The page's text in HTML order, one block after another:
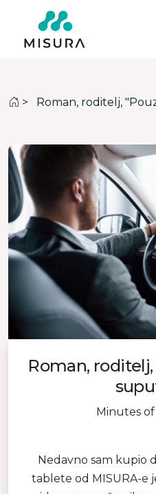
> Roman, roditelj,
Roman,
Minutes
Nedavno sam kupio
tablete od MISURA-e